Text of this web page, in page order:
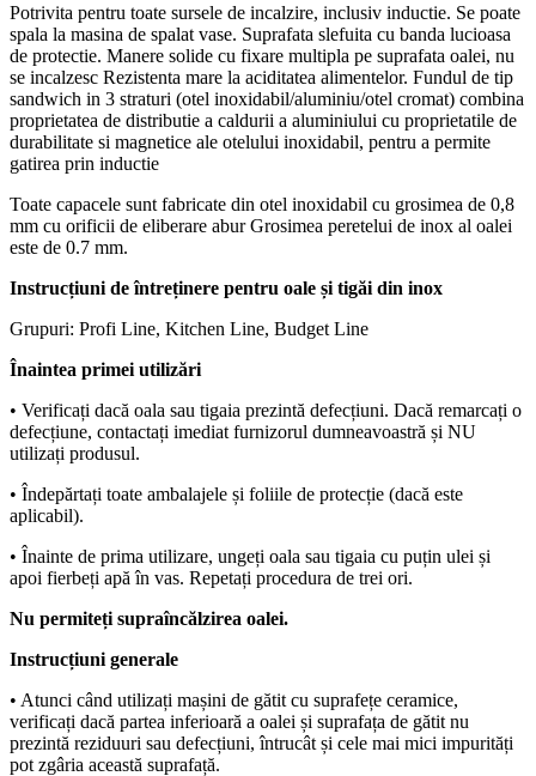
Potrivita pentru toate sursele de incalzire, inclusiv inductie. Se poate
spala la masina de spalat vase. Suprafata slefuita cu banda lucioasa
de protectie. Manere solide cu fixare multipla pe suprafata oalei, nu
se incalzesc Rezistenta mare la aciditatea alimentelor. Fundul de tip
sandwich in 3 straturi (otel inoxidabil/aluminiu/otel cromat) combina
proprietatea de distributie a caldurii a aluminiului cu proprietatile de
durabilitate si magnetice ale otelului inoxidabil, pentru a permite
gatirea prin inductie
Toate capacele sunt fabricate din otel inoxidabil cu grosimea de 0,8
mm cu orificii de eliberare abur Grosimea peretelui de inox al oalei
este de 0.7 mm.
Instrucțiuni de întreținere pentru oale și tigăi din inox
Grupuri: Profi Line, Kitchen Line, Budget Line
Înaintea primei utilizări
• Verificați dacă oala sau tigaia prezintă defecțiuni. Dacă remarcați o
defecțiune, contactați imediat furnizorul dumneavoastră și NU
utilizați produsul.
• Îndepărtați toate ambalajele și foliile de protecție (dacă este
aplicabil).
• Înainte de prima utilizare, ungeți oala sau tigaia cu puțin ulei și
apoi fierbeți apă în vas. Repetați procedura de trei ori.
Nu permiteți supraîncălzirea oalei.
Instrucțiuni generale
• Atunci când utilizați mașini de gătit cu suprafețe ceramice,
verificați dacă partea inferioară a oalei și suprafața de gătit nu
prezintă reziduuri sau defecțiuni, întrucât și cele mai mici impurități
pot zgâria această suprafață.